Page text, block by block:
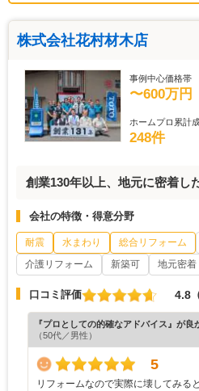
株式会社花村材木店
事例中心価格帯
〜600万円
ホームプロ累計
248件
創業130年以上、地元に密着し
会社の特徴・得意分野
耐震 水まわり 総合リフォーム
介護リフォーム
新築可 地元密着
口コミ評価 4.8
『プロとしての的確なアドバイス』が良
（50代／男性）
5
リフォームなので実際に壊してみる